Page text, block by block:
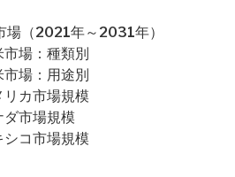
場（2021年～2031年）
場：種類別
場：用途別
カ市場規模
ダ市場規模
コ市場規模